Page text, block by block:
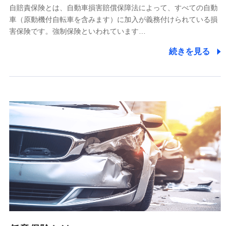
業務の委託
当社は利用目的の達成に必要な範囲内において個人情報の取
【共同して利用される利用データの項目】
当社又は株式会社NTTドコモがサービス提供等を通じて取得
した、以下の情報などの個人データ
基本情報
氏名、電話番号、メールアドレス、お客さまの識別子、
属性、連絡先、dポイントサービスのご利用に関する情
報。例として、dポイントカード番号、性別、年齢、家族
構成、住所、dポイント残高、dポイント利用履歴などが
含まれます。
自賠責保険とは、自動車損害賠償保障法によって、すべての自動
車（原動機付自転車を含みます）に加入が義務付けられている損
害保険です。強制保険といわれています…
続きを見る